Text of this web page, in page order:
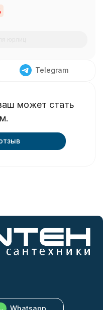
Telegram
может стать
Whatsapp